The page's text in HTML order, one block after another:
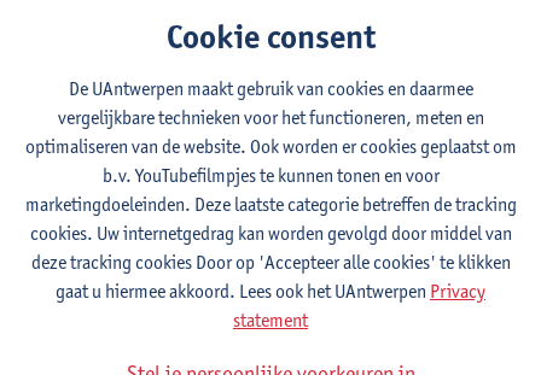
Domein 3. Bedrijfseconomie
Accountancy
1E/2E SEM
6studiepunten
Lesgever(s):
Tom Van Caneghem Christine Lippens
Domein 6. Kwantitatieve methoden
Beschrijvende statistiek en kansrekenen
2E SEM
3studiepunten
Stephan Van der Veeken
Cookie consent
De UAntwerpen maakt gebruik van cookies en daarmee
vergelijkbare technieken voor het functioneren, meten en
optimaliseren van de website. Ook worden er cookies geplaatst om
b.v. YouTubefilmpjes te kunnen tonen en voor
marketingdoeleinden. Deze laatste categorie betreffen de tracking
cookies. Uw internetgedrag kan worden gevolgd door middel van
deze tracking cookies Door op 'Accepteer alle cookies' te klikken
gaat u hiermee akkoord. Lees ook het UAntwerpen Privacy
statement